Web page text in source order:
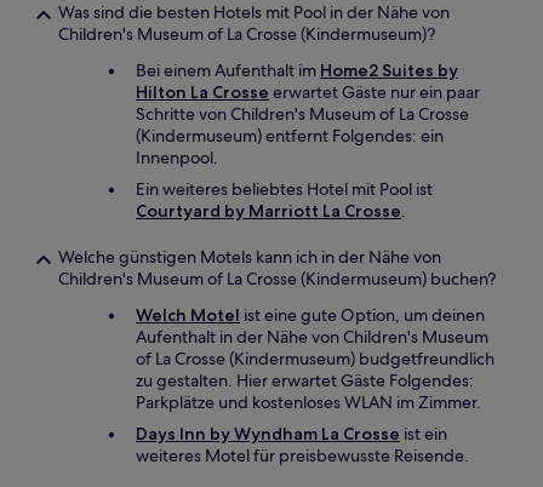
Was sind die besten Hotels mit Pool in der Nähe von
Children's Museum of La Crosse (Kindermuseum)?
Bei einem Aufenthalt im Home2 Suites by
Hilton La Crosse erwartet Gäste nur ein paar
Schritte von Children's Museum of La Crosse
(Kindermuseum) entfernt Folgendes: ein
Innenpool.
Ein weiteres beliebtes Hotel mit Pool ist
Courtyard by Marriott La Crosse.
Welche günstigen Motels kann ich in der Nähe von
Children's Museum of La Crosse (Kindermuseum) buchen?
Welch Motel ist eine gute Option, um deinen
Aufenthalt in der Nähe von Children's Museum
of La Crosse (Kindermuseum) budgetfreundlich
zu gestalten. Hier erwartet Gäste Folgendes:
Parkplätze und kostenloses WLAN im Zimmer.
Days Inn by Wyndham La Crosse ist ein
weiteres Motel für preisbewusste Reisende.